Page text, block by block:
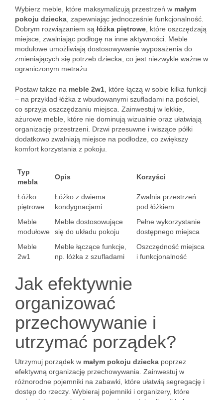
Wybierz meble, które maksymalizują przestrzeń w małym
pokoju dziecka , zapewniając jednocześnie funkcjonalność.
Dobrym rozwiązaniem są łóżka piętrowe , które oszczędzają
miejsce, zwalniając podłogę na inne aktywności. Meble
modułowe umożliwiają dostosowywanie wyposażenia do
zmieniających się potrzeb dziecka, co jest niezwykle ważne w
ograniczonym metrażu.
Postaw także na meble 2w1 , które łączą w sobie kilka funkcji
– na przykład łóżka z wbudowanymi szufladami na pościel,
co sprzyja oszczędzaniu miejsca. Zainwestuj w lekkie,
ażurowe meble, które nie dominują wizualnie oraz ułatwiają
organizację przestrzeni. Drzwi przesuwne i wiszące półki
dodatkowo zwalniają miejsce na podłodze, co zwiększy
komfort korzystania z pokoju.
Typ
mebla
Opis Korzyści
Łóżko
piętrowe
Łóżko z dwiema
kondygnacjami
Zwalnia przestrzeń
pod łóżkiem
Meble
modułowe
Meble dostosowujące
się do układu pokoju
Pełne wykorzystanie
dostępnego miejsca
Meble
2w1
Meble łączące funkcje,
np. łóżka z szufladami
Oszczędność miejsca
i funkcjonalność
Jak efektywnie
organizować
przechowywanie i
utrzymać porządek?
Utrzymuj porządek w małym pokoju dziecka poprzez
efektywną organizację przechowywania. Zainwestuj w
różnorodne pojemniki na zabawki, które ułatwią segregację i
dostęp do rzeczy. Wybieraj pojemniki i organizery, które